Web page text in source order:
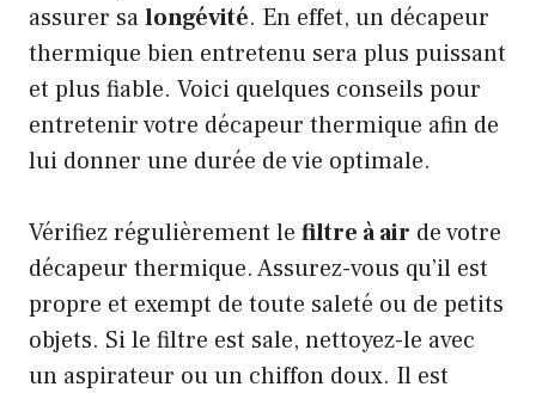
assurer salongévité. En effet, un décapeur
thermique bien entretenu sera plus puissant
et plus fiable. Voici quelques conseils pour
entretenir votre décapeur thermique afin de
lui donner une durée de vie optimale.
Vérifiez régulièrement le filtre à air de votre
décapeur thermique. Assurez-vous qu’il est
propre et exempt de toute saleté ou de petits
objets. Si le filtre est sale, nettoyez-le avec
un aspirateur ou un chiffon doux. Il est